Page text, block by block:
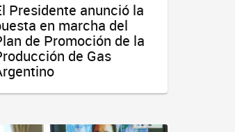
Presidente anunció la
en marcha del
de Promoción de la
de Gas